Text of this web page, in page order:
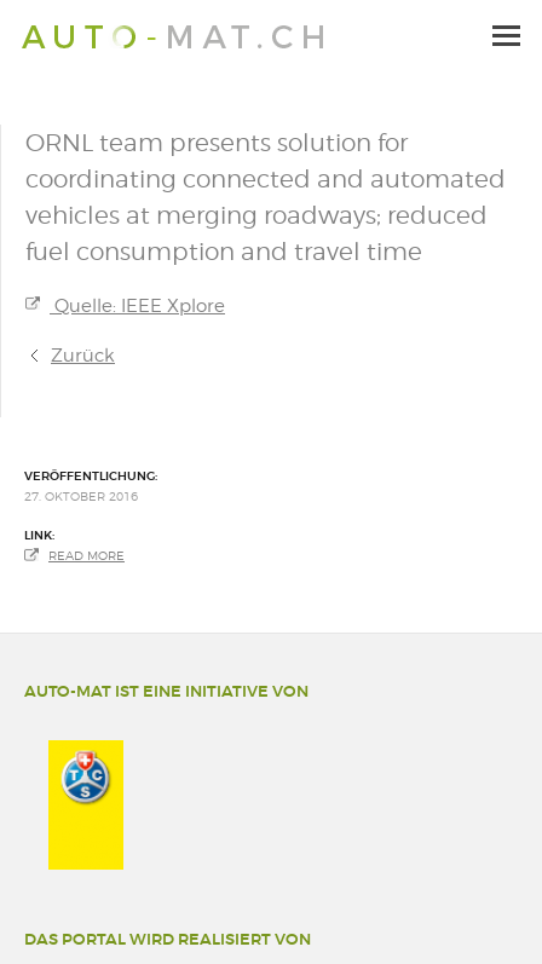
ORNL team presents solution for
coordinating connected and automated
vehicles at merging roadways; reduced
fuel consumption and travel time
Quelle: IEEE Xplore
Zurück
VERÖFFENTLICHUNG:
27. OKTOBER 2016
LINK:
READ MORE
AUTO-MAT IST EINE INITIATIVE VON
DAS PORTAL WIRD REALISIERT VON